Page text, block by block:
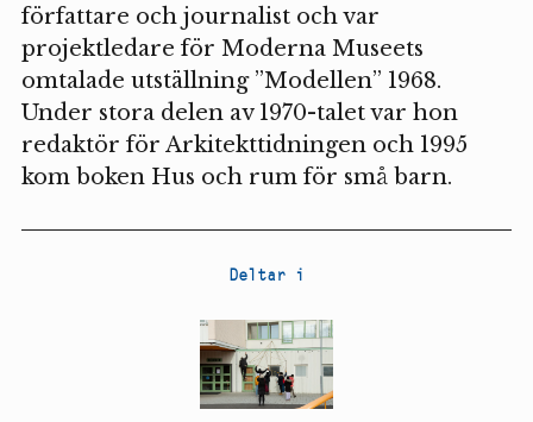
författare och journalist och var
projektledare för Moderna Museets
omtalade utställning ”Modellen” 1968.
Under stora delen av 1970-talet var hon
redaktör för Arkitekttidningen och 1995
kom boken Hus och rum för små barn.
Deltar i